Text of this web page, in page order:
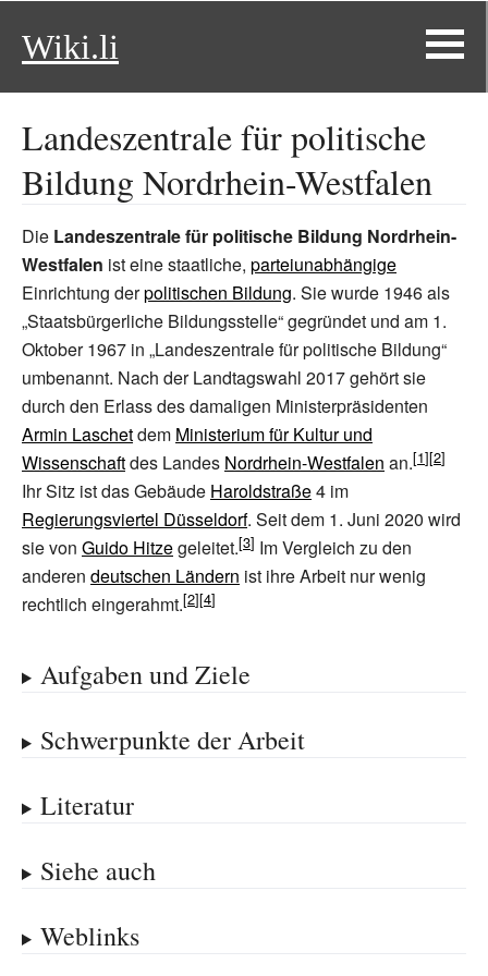
Wiki.li
Landeszentrale für politische
Bildung Nordrhein-Westfalen
Die Landeszentrale für politische Bildung Nordrhein-
Westfalen ist eine staatliche, parteiunabhängige
Einrichtung derpolitischen Bildung. Sie wurde 1946 als
„Staatsbürgerliche Bildungsstelle“ gegründet und am 1.
Oktober 1967 in „Landeszentrale für politische Bildung“
umbenannt. Nach der Landtagswahl 2017 gehört sie
durch den Erlass des damaligen Ministerpräsidenten
Armin Laschetdem Ministerium für Kultur und
Wissenschaftdes Landes Nordrhein-Westfalen an.
Ihr Sitz ist das Gebäude Haroldstraße4 im
Regierungsviertel Düsseldorf. Seit dem 1. Juni 2020 wird
sie von Guido Hitzegeleitet.
Im Vergleich zu den
anderen deutschen Ländern ist ihre Arbeit nur wenig
rechtlich eingerahmt.
Aufgaben und Ziele
Schwerpunkte der Arbeit
Literatur
Siehe auch
Weblinks